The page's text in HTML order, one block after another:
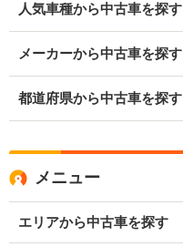
人気車種から中古車を探す
メーカーから中古車を探す
都道府県から中古車を探す
メニュー
エリアから中古車を探す